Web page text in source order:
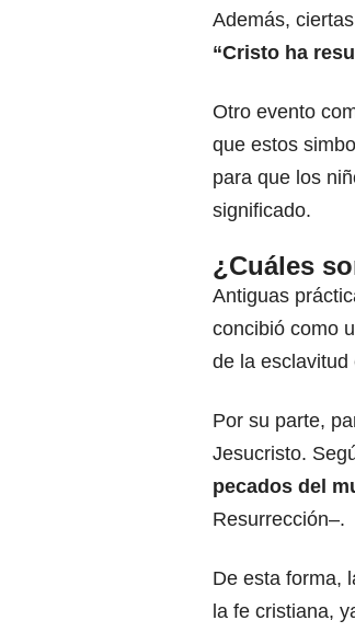
Además,
“Cristo ha
Otro evento
que estos
para que los
significado.
¿Cuáles
Antiguas
concibió como
de la esclavitud
Por su parte,
Jesucristo.
pecados del
Resurrección–.
De esta forma,
la fe cristiana,